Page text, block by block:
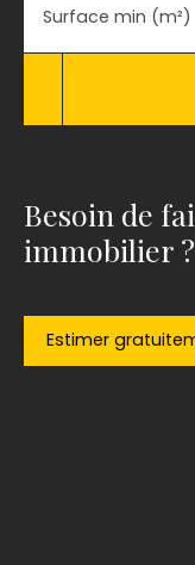
Surface min (m²)
Besoin de
immobilier ?
Estimer